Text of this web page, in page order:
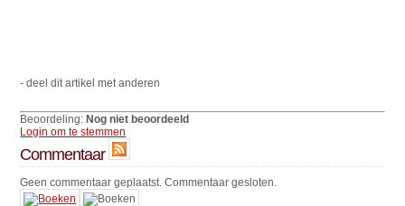
- deel dit artikel met anderen
Beoordeling:Nog niet beoordeeld
Login om te stemmen
Commentaar
Geen commentaar geplaatst. Commentaar gesloten.